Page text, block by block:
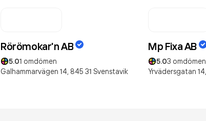
Rörömokar'n AB
5.01 omdömen
Galhammarvägen 14, 845 31 Svenstavik
Mp Fixa AB
5.03 omdömen
Yrvädersgatan 14,